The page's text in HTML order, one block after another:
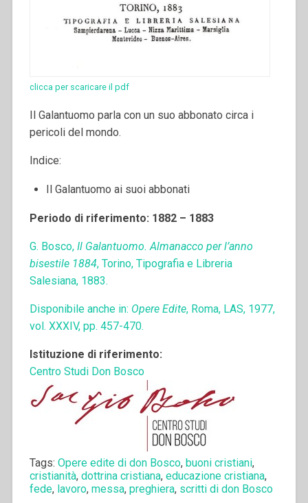
clicca per scaricare il pdf
Il Galantuomo parla con un suo abbonato circa i
pericoli del mondo.
Indice:
Il Galantuomo ai suoi abbonati
Periodo di riferimento: 1882 – 1883
G. Bosco, Il Galantuomo. Almanacco per l’anno
bisestile 1884, Torino, Tipografia e Libreria
Salesiana, 1883.
Disponibile anche in: Opere Edite, Roma, LAS, 1977,
vol. XXXIV, pp. 457-470.
Istituzione di riferimento:
Centro Studi Don Bosco
Tags: Opere edite di don Bosco, buoni cristiani,
cristianità, dottrina cristiana, educazione cristiana,
fede, lavoro, messa, preghiera, scritti di don Bosco